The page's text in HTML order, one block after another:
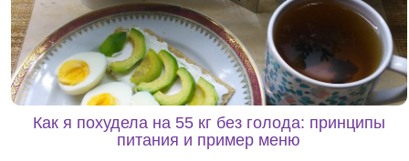
Как я похудела на 55 кг без голода: принципы
питания и пример меню